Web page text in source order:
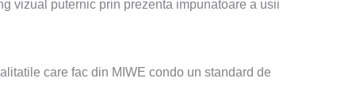
vizual puternic prin prezenta impunatoare a usii
care fac din MIWE condo un standard de